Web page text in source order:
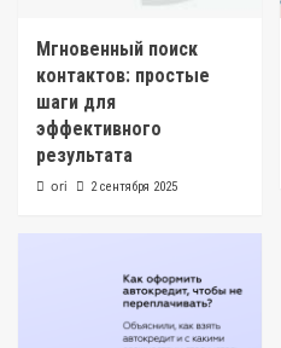
Мгновенный поиск
контактов: простые
шаги для
эффективного
результата
ori 2 сентября 2025